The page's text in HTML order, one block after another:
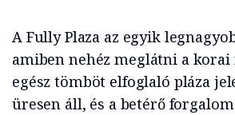
A Fully Plaza az egyik
amiben nehéz meglátni a korai
egész tömböt elfoglaló pláza
üresen áll, és a betérő